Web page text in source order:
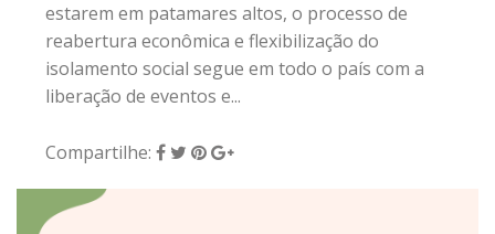
estarem em patamares altos, o processo de
reabertura econômica e flexibilização do
isolamento social segue em todo o país com a
liberação de eventos e...
Compartilhe: